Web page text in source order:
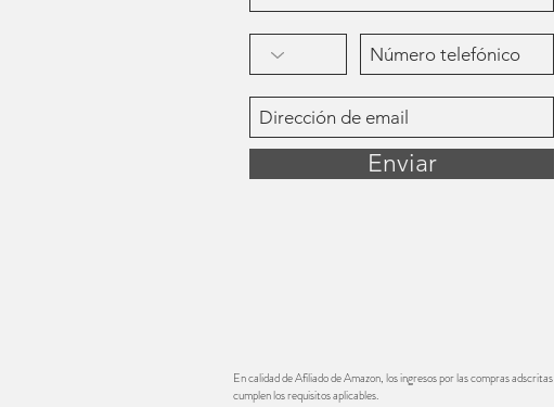
Enviar
En calidad de Afiliado de Amazon, los ingresos por las compras adscritas
cumplen los requisitos aplicables.